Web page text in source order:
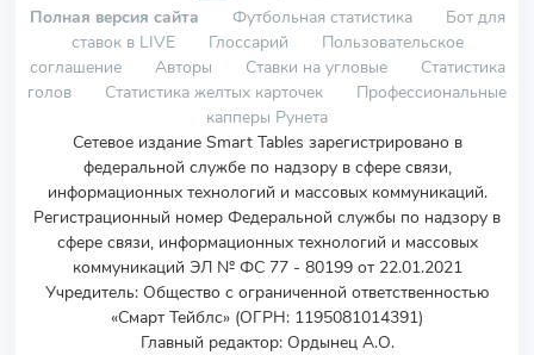
Полная версия сайта Футбольная статистика
Бот для
ставок в LIVE
Глоссарий
Пользовательское
соглашение
Авторы Ставки на угловые
Статистика
голов
Статистика желтых карточек
Профессиональные
капперы Рунета
Сетевое издание Smart Tables зарегистрировано в
федеральной службе по надзору в сфере связи,
информационных технологий и массовых коммуникаций.
Регистрационный номер Федеральной службы по надзору в
сфере связи, информационных технологий и массовых
коммуникаций ЭЛ № ФС 77 - 80199 от 22.01.2021
Учредитель: Общество с ограниченной ответственностью
«Смарт Тейблс» (ОГРН: 1195081014391)
Главный редактор: Ордынец А.О.